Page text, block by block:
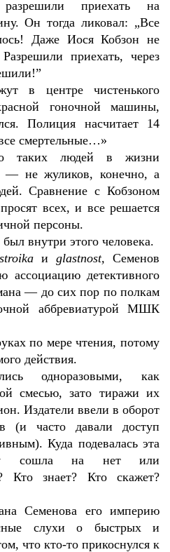
приехать на
Он тогда ликовал: „Все
Даже Иося Кобзон не
приехать, через
в центре чистенького
гоночной машины,
Полиция насчитает 14
смертельные…»
таких людей в жизни
— не жуликов, конечно, а
Сравнение с Кобзоном
всех, и все решается
персоны.
внутри этого человека.
иglastnost, Семенов
ассоциацию детективного
— до сих пор по полкам
аббревиатурой МШК
по мере чтения, потому
действия.
одноразовыми, как
смесью, зато тиражи их
Издатели ввели в оборот
(и часто давали доступ
Куда подевалась эта
сошла на нет или
Кто знает? Кто скажет?
Семенова его империю
слухи о быстрых и
что кто-то прикоснулся к